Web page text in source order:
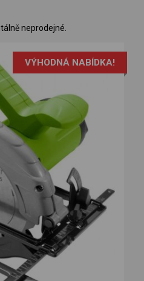
neprodejné.
VÝHODNÁ NABÍDKA!